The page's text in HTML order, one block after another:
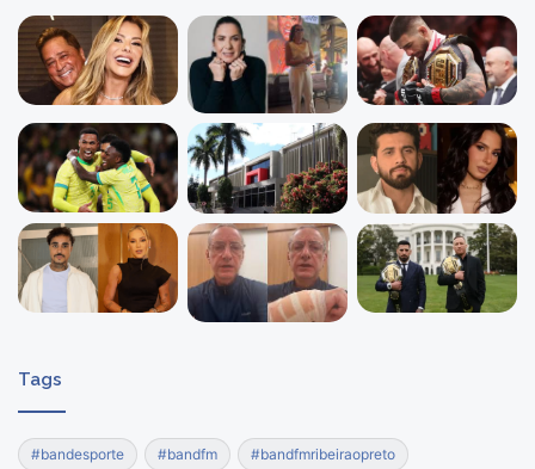
Tags
#bandesporte #bandfm #bandfmribeiraopreto